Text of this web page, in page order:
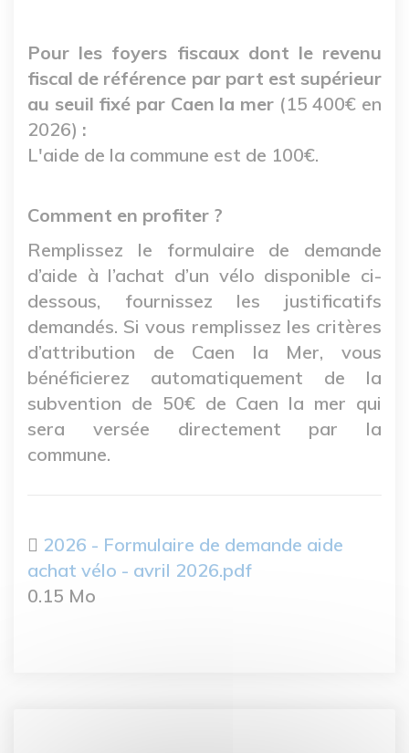
Pour les foyers fiscaux dont le revenu
fiscal de référence par part est supérieur
au seuil fixé par Caen la mer (15 400€ en
2026) :
L'aide de la commune est de 100€.
Comment en profiter ?
Remplissez le formulaire de demande
d’aide à l’achat d’un vélo disponible ci-
dessous, fournissez les justificatifs
demandés. Si vous remplissez les critères
d’attribution de Caen la Mer, vous
bénéficierez automatiquement de la
subvention de 50€ de Caen la mer qui
sera versée directement par la
commune.
2026 - Formulaire de demande aide
achat vélo - avril 2026.pdf
0.15 Mo